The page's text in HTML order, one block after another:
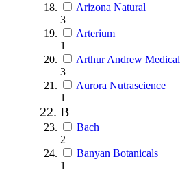
Arizona Natural
3
Arterium
1
Arthur Andrew Medical
3
Aurora Nutrascience
1
B
Bach
2
Banyan Botanicals
1